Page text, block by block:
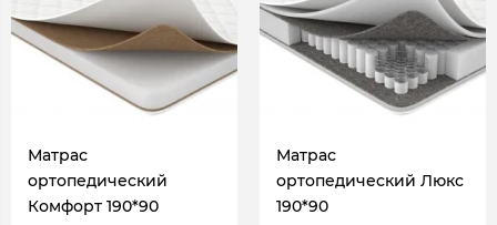
Матрас
ортопедический
Комфорт 190*90
Матрас
ортопедический Люкс
190*90